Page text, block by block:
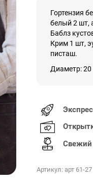
Гортензия
белый 2 шт,
Баблз
Крим 1 шт,
писташ.
Диаметр:
Свежий
Артикул: арт 61-27